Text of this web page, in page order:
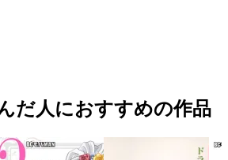
だ人におすすめの作品